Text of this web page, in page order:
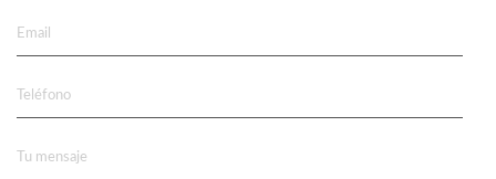
Email
Teléfono
Tu mensaje